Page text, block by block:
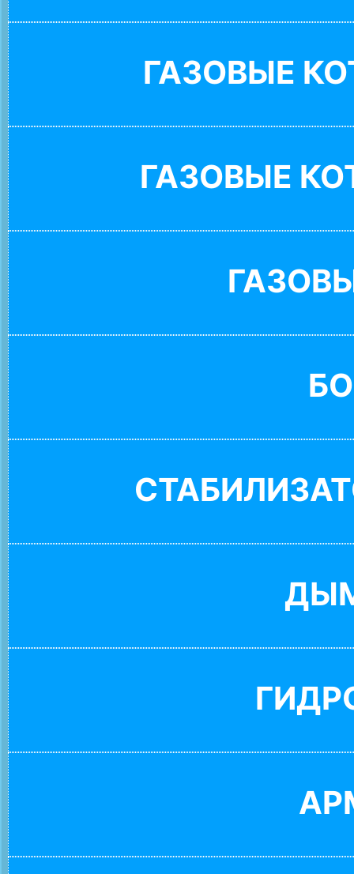
ГАЗОВЫЕ
ГАЗОВЫЕ